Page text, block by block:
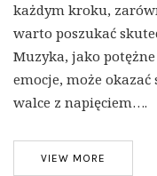
każdym kroku,
warto poszukać
Muzyka, jako
emocje, może
walce z napięciem….
VIEW MORE